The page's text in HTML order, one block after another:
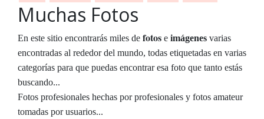
Muchas Fotos
En este sitio encontrarás miles de fotos e imágenes varias
encontradas al rededor del mundo, todas etiquetadas en varias
categorías para que puedas encontrar esa foto que tanto estás
buscando...
Fotos profesionales hechas por profesionales y fotos amateur
tomadas por usuarios...